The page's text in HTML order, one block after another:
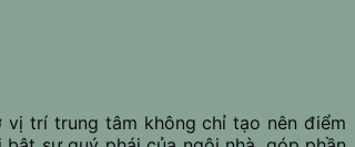
trí trung tâm không chỉ tạo nên điểm